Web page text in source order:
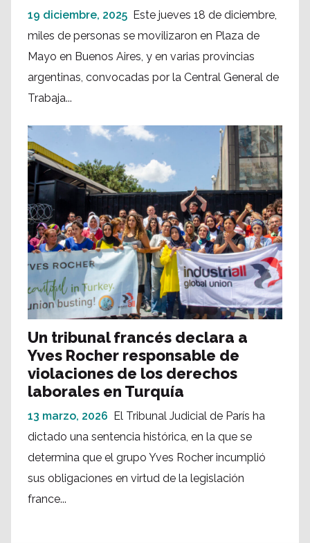
19 diciembre, 2025 Este jueves 18 de diciembre,
miles de personas se movilizaron en Plaza de
Mayo en Buenos Aires, y en varias provincias
argentinas, convocadas por la Central General de
Trabaja...
Un tribunal francés declara a
Yves Rocher responsable de
violaciones de los derechos
laborales en Turquía
13 marzo, 2026 El Tribunal Judicial de París ha
dictado una sentencia histórica, en la que se
determina que el grupo Yves Rocher incumplió
sus obligaciones en virtud de la legislación
france...